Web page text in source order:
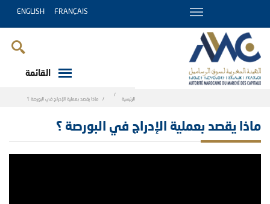
FRANÇAIS
ENGLISH
القائمة
الرئيسية ماذا يقصد بعملية الإدراج في البورصة ؟
ماذا يقصد بعملية الإدراج في البورصة ؟